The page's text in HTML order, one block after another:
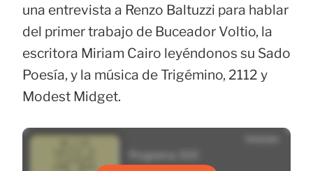
una entrevista a Renzo Baltuzzi para hablar
del primer trabajo de Buceador Voltio, la
escritora Miriam Cairo leyéndonos su Sado
Poesía, y la música de Trigémino, 2112 y
Modest Midget.